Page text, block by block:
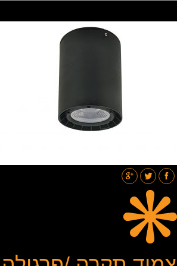
תאורת חוץ
תאורת פנים
תאורת רחובות
גלריות